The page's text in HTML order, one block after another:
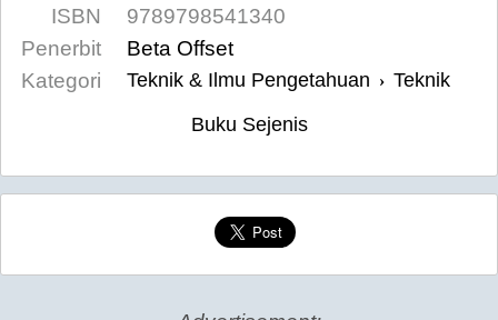
ISBN
9789798541340
Penerbit
Beta Offset
Kategori
Teknik & Ilmu Pengetahuan › Teknik
Buku Sejenis